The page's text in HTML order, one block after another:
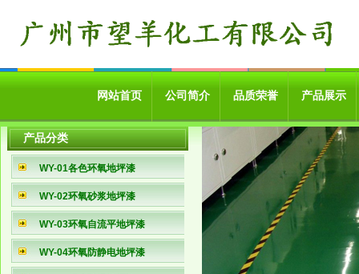
网站首页 公司简介 品质荣誉 产品展示
产品分类
WY-01各色环氧地坪漆
WY-02环氧砂浆地坪漆
WY-03环氧自流平地坪漆
WY-04环氧防静电地坪漆